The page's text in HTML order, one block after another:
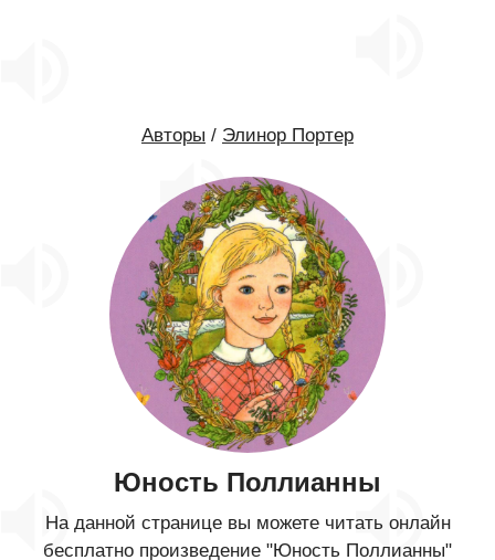
Авторы / Элинор Портер
Юность Поллианны
На данной странице вы можете читать онлайн
бесплатно произведение "Юность Поллианны"